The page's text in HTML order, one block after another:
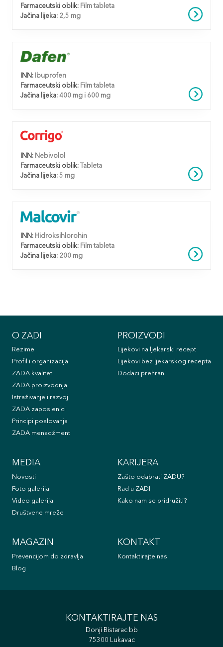
Farmaceutski oblik: Film tableta
Jačina lijeka: 2,5 mg
INN:
Ibuprofen
Farmaceutski oblik: Film tableta
Jačina lijeka: 400 mg i 600 mg
INN: Nebivolol
Farmaceutski oblik:
Tableta
Jačina lijeka: 5 mg
INN: Hidroksihlorohin
Farmaceutski oblik: Film tableta
Jačina lijeka: 200 mg
O ZADI
Rezime
Profil i organizacija
ZADA kvalitet
ZADA proizvodnja
Istraživanje i razvoj
ZADA zaposlenici
Principi poslovanja
ZADA menadžment
PROIZVODI
Lijekovi na ljekarski recept
Lijekovi bez ljekarskog recepta
Dodaci prehrani
MEDIA
Novosti
Foto galerija
Video galerija
Društvene mreže
KARIJERA
Zašto odabrati ZADU?
Rad u ZADI
Kako nam se pridružiti?
MAGAZIN
Prevencijom do zdravlja
Blog
KONTAKT
Kontaktirajte nas
KONTAKTIRAJTE NAS
Donji Bistarac bb
75300 Lukavac